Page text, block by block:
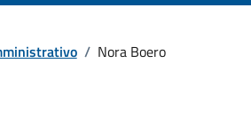
/ Nora Boero